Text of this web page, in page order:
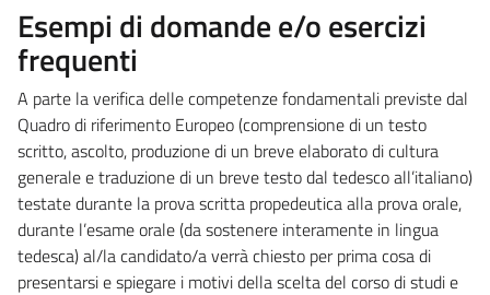
Esempi di domande e/o esercizi
frequenti
A parte la verifica delle competenze fondamentali previste dal
Quadro di riferimento Europeo (comprensione di un testo
scritto, ascolto, produzione di un breve elaborato di cultura
generale e traduzione di un breve testo dal tedesco all’italiano)
testate durante la prova scritta propedeutica alla prova orale,
durante l’esame orale (da sostenere interamente in lingua
tedesca) al/la candidato/a verrà chiesto per prima cosa di
presentarsi e spiegare i motivi della scelta del corso di studi e